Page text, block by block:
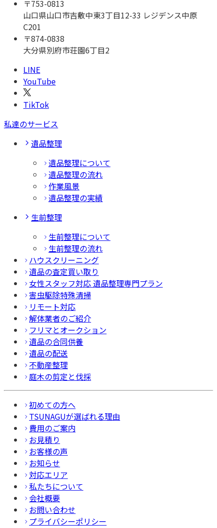
〒753-0813
山口県山口市吉敷中東3丁目12-33 レジデンス中原
C201
〒874-0838
大分県別府市荘園6丁目2
LINE
YouTube
TikTok
私達のサービス
遺品整理
遺品整理について
遺品整理の流れ
作業風景
遺品整理の実績
生前整理
生前整理について
生前整理の流れ
ハウスクリーニング
遺品の査定買い取り
女性スタッフ対応 遺品整理専門プラン
害虫駆除特殊清掃
リモート対応
解体業者のご紹介
フリマとオークション
遺品の合同供養
遺品の配送
不動産整理
庭木の剪定と伐採
初めての方へ
TSUNAGUが選ばれる理由
費用のご案内
お見積り
お客様の声
お知らせ
対応エリア
私たちについて
会社概要
お問い合わせ
プライバシーポリシー